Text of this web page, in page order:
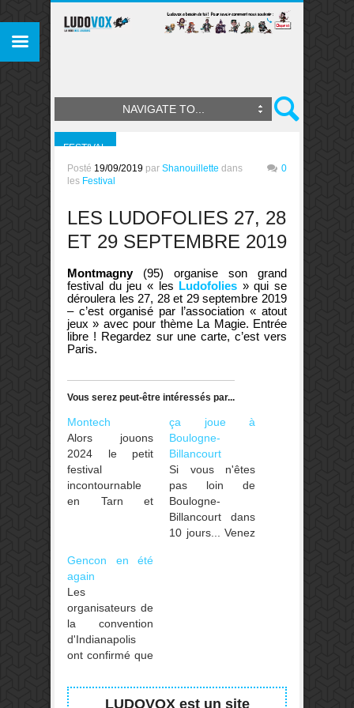
NAVIGATE TO...
FESTIVAL
Posté 19/09/2019 par Shanouillette dans
les Festival
0
LES LUDOFOLIES 27, 28
ET 29 SEPTEMBRE 2019
Montmagny(95) organise son grand
festival du jeu « les Ludofolies » qui se
déroulera les 27, 28 et 29 septembre 2019
– c’est organisé par l’association « atout
jeux » avec pour thème La Magie. Entrée
libre ! Regardez sur une carte, c’est vers
Paris.
Vous serez peut-être intéressés par...
Montech
Alors jouons
2024 le petit
festival
incontournable
en Tarn et
l'ami Morlock,
c'est ce week-
end 28-29
septembre !
ça joue à
Boulogne-
Billancourt
Si vous n'êtes
pas loin de
Boulogne-
Billancourt dans
10 jours... Venez
Boulogne-
Gencon en été
again
Les
organisateurs de
la convention
d'Indianapolis
ont confirmé que
tiendra de
nouveau en août
LUDOVOX est un site